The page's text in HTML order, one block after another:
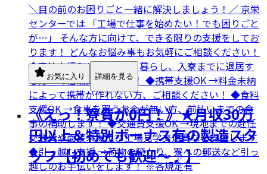
＼目の前のお困りごと一緒に解決しましょう！／ 京栄
センターでは 「工場で仕事を始めたい！でも困りごと
が…」 そんな方に向けて、できる限りの支援をしてお
ります！ どんなお悩み事もお気軽にご相談ください！
◆宿泊支援OK →ネカフェ暮らし、入寮までに退居す
る方への宿泊支援します！ ◆携帯支援OK →料金未納
によって携帯が作れない方、ご相談ください！ ◆食料
支援OK →食事を買うお金が無い方、前払いまでの食
事の補助します！ ◆交通費支援OK →現地までの赴任
交通費や面接来場及び工場見学交通費など支援します
◆引っ越し支援 →荷物の預かり、寮への郵送など引っ
越しのお手伝いをします！ ※各規定有
お気に入り 詳細を見る
《えっ！寮費が0円！》★月収30万
円以上＆特別ボーナス有の製造スタ
ッフ【初めても歓迎～♪】